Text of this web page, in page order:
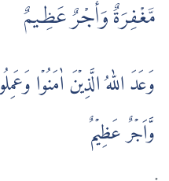
مَّغْفِرَةٌ وَأَجْرٌ عَظِيمٌ
وَعَدَ اللّٰهُ الَّذِيۡنَ اٰمَنُوۡا
وَّاَجۡرٌ عَظِيۡمٌ